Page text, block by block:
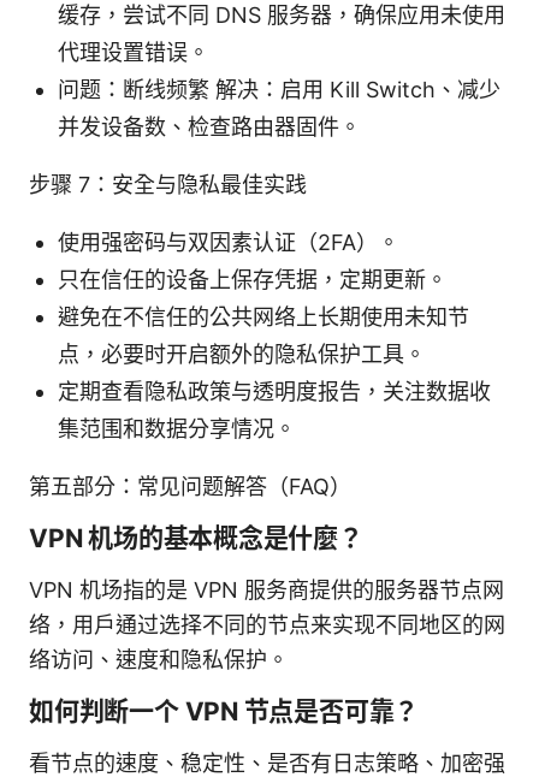
缓存，尝试不同 DNS 服务器，确保应用未使用
代理设置错误。
问题：断线频繁 解决：启用 Kill Switch、减少
并发设备数、检查路由器固件。
步骤 7：安全与隐私最佳实践
使用强密码与双因素认证（2FA）。
只在信任的设备上保存凭据，定期更新。
避免在不信任的公共网络上长期使用未知节
点，必要时开启额外的隐私保护工具。
定期查看隐私政策与透明度报告，关注数据收
集范围和数据分享情况。
第五部分：常见问题解答（FAQ）
VPN 机场的基本概念是什麼？
VPN 机场指的是 VPN 服务商提供的服务器节点网
络，用户通过选择不同的节点来实现不同地区的网
络访问、速度和隐私保护。
如何判断一个 VPN 节点是否可靠？
看节点的速度、稳定性、是否有日志策略、加密强